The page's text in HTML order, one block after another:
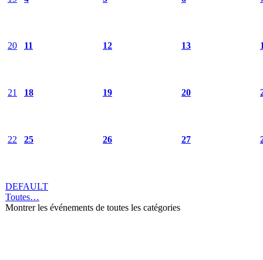
20 11 12 13
21 18 19 20
22 25 26 27
DEFAULT
Toutes…
Montrer les événements de toutes les catégories